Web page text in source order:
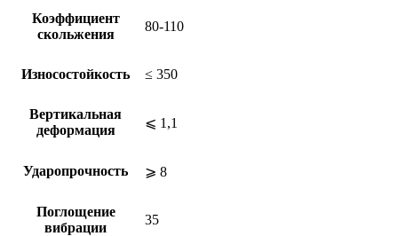
Коэффициент
скольжения
80-110
Износостойкость ≤ 350
Вертикальная
деформация
⩽ 1,1
Ударопрочность ⩾ 8
Поглощение
вибрации
35